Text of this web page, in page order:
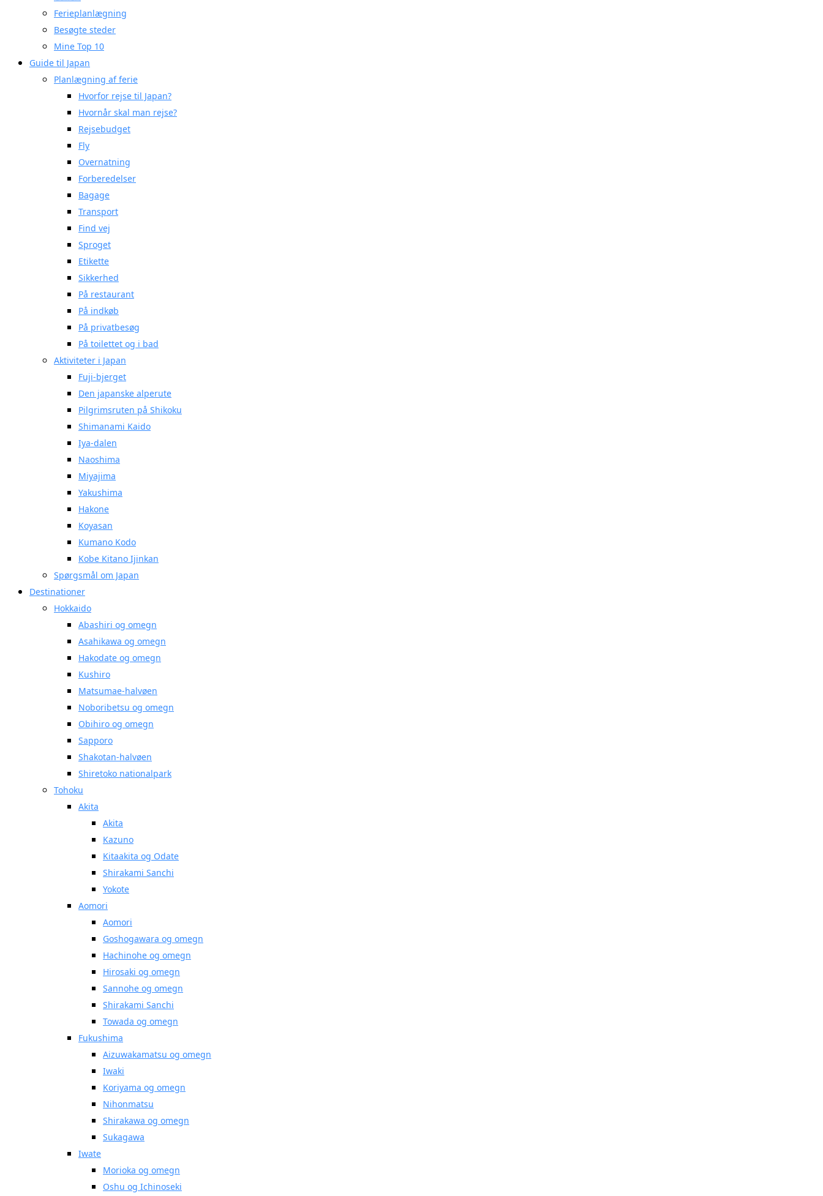
Ferieplanlægning
Besøgte steder
Mine Top 10
Guide til Japan
Planlægning af ferie
Hvorfor rejse til Japan?
Hvornår skal man rejse?
Rejsebudget
Fly
Overnatning
Forberedelser
Bagage
Transport
Find vej
Sproget
Etikette
Sikkerhed
På restaurant
På indkøb
På privatbesøg
På toilettet og i bad
Aktiviteter i Japan
Fuji-bjerget
Den japanske alperute
Pilgrimsruten på Shikoku
Shimanami Kaido
Iya-dalen
Naoshima
Miyajima
Yakushima
Hakone
Koyasan
Kumano Kodo
Kobe Kitano Ijinkan
Spørgsmål om Japan
Destinationer
Hokkaido
Abashiri og omegn
Asahikawa og omegn
Hakodate og omegn
Kushiro
Matsumae-halvøen
Noboribetsu og omegn
Obihiro og omegn
Sapporo
Shakotan-halvøen
Shiretoko nationalpark
Tohoku
Akita
Akita
Kazuno
Kitaakita og Odate
Shirakami Sanchi
Yokote
Aomori
Aomori
Goshogawara og omegn
Hachinohe og omegn
Hirosaki og omegn
Sannohe og omegn
Shirakami Sanchi
Towada og omegn
Fukushima
Aizuwakamatsu og omegn
Iwaki
Koriyama og omegn
Nihonmatsu
Shirakawa og omegn
Sukagawa
Iwate
Morioka og omegn
Oshu og Ichinoseki